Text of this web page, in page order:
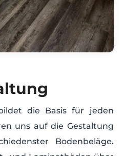
die Basis für jeden
uns auf die Gestaltung
Bodenbeläge.